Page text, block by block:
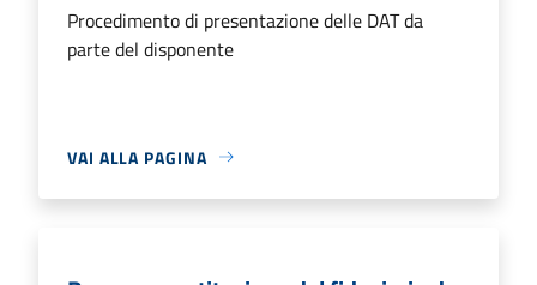
Procedimento di presentazione delle DAT da
parte del disponente
VAI ALLA PAGINA